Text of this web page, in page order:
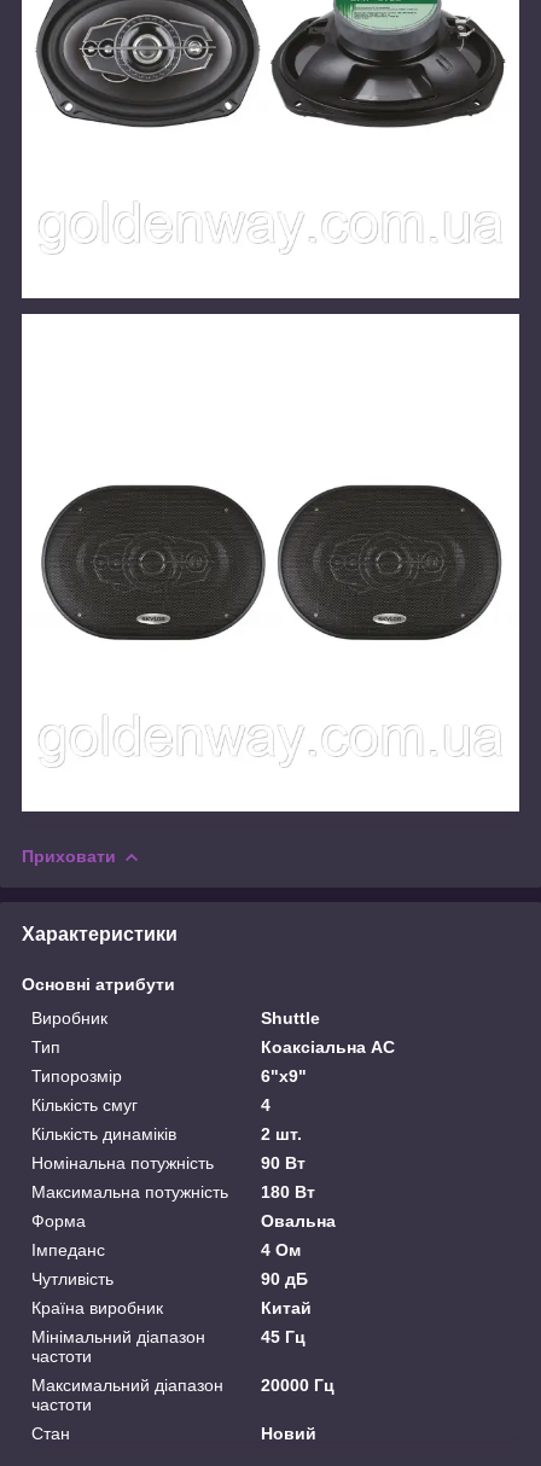
Приховати
Характеристики
Основні атрибути
Виробник
Shuttle
Тип
Коаксіальна АС
Типорозмір
6"х9"
Кількість смуг
4
Кількість динаміків
2 шт.
Номінальна потужність
90 Вт
Максимальна потужність
180 Вт
Форма
Овальна
Імпеданс
4 Ом
Чутливість
90 дБ
Країна виробник
Китай
Мінімальний діапазон
частоти
45 Гц
Максимальний діапазон
частоти
20000 Гц
Стан Новий